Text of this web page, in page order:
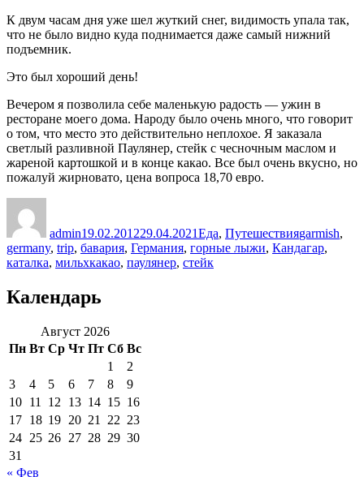
К двум часам дня уже шел жуткий снег, видимость упала так,
что не было видно куда поднимается даже самый нижний
подъемник.
Это был хороший день!
Вечером я позволила себе маленькую радость — ужин в
ресторане моего дома. Народу было очень много, что говорит
о том, что место это действительно неплохое. Я заказала
светлый разливной Паулянер, стейк с чесночным маслом и
жареной картошкой и в конце какао. Все был очень вкусно, но
пожалуй жирновато, цена вопроса 18,70 евро.
admin19.02.201229.04.2021Еда, Путешествияgarmish,
germany, trip, бавария, Германия, горные лыжи, Кандагар,
каталка, мильхкакао, паулянер, стейк
Календарь
Август 2026
Пн Вт Ср Чт Пт Сб Вс
1
2
3
4 5 6 7 8
9
10 11 12 13 14 15 16
17 18 19 20 21 22 23
24 25 26 27 28 29 30
31
« Фев